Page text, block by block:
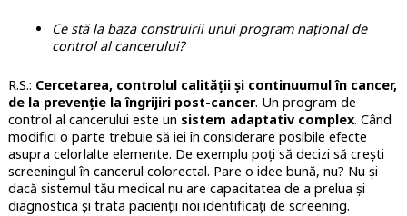
Ce stă la baza construirii unui program național de
control al cancerului?
R.S.: Cercetarea, controlul calității și continuumul în cancer,
de la prevenție la îngrijiri post-cancer. Un program de
control al cancerului este un sistem adaptativ complex. Când
modifici o parte trebuie să iei în considerare posibile efecte
asupra celorlalte elemente. De exemplu poți să decizi să crești
screeningul în cancerul colorectal. Pare o idee bună, nu? Nu și
dacă sistemul tău medical nu are capacitatea de a prelua și
diagnostica și trata pacienții noi identificați de screening.